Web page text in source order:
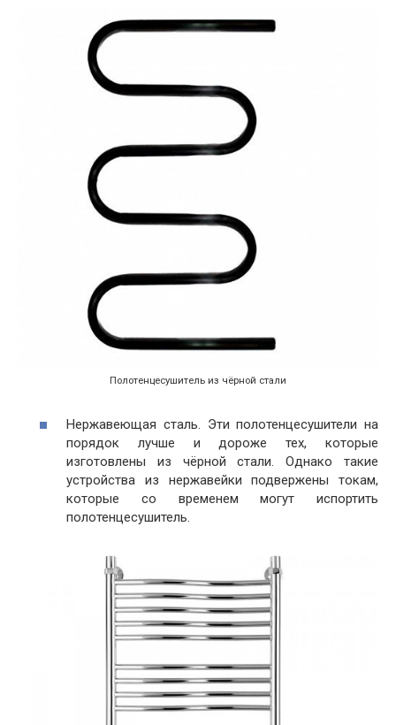
Полотенцесушитель из чёрной стали
Нержавеющая сталь. Эти полотенцесушители на
порядок лучше и дороже тех, которые
изготовлены из чёрной стали. Однако такие
устройства из нержавейки подвержены токам,
которые со временем могут испортить
полотенцесушитель.